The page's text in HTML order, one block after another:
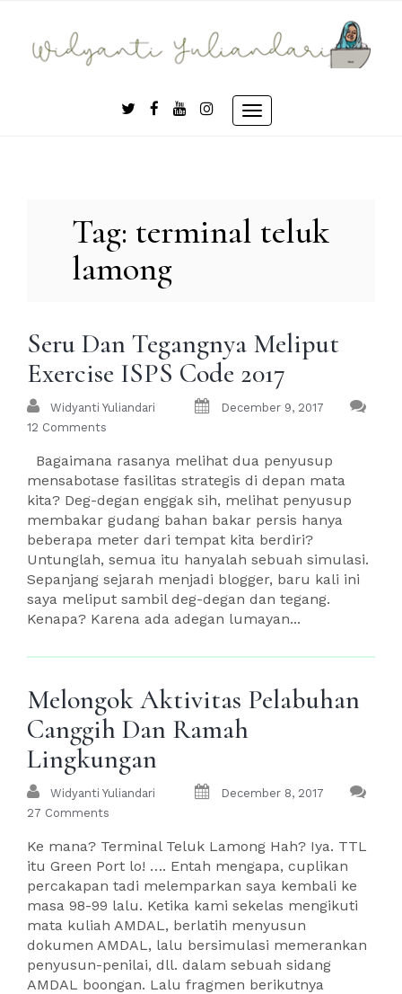
content
Toggle
Tag: terminal teluk
lamong
Seru Dan Tegangnya Meliput
Exercise ISPS Code 2017
Widyanti Yuliandari
December 9, 2017
12 Comments
Bagaimana rasanya melihat dua penyusup
mensabotase fasilitas strategis di depan mata
kita? Deg-degan enggak sih, melihat penyusup
membakar gudang bahan bakar persis hanya
beberapa meter dari tempat kita berdiri?
Untunglah, semua itu hanyalah sebuah simulasi.
Sepanjang sejarah menjadi blogger, baru kali ini
saya meliput sambil deg-degan dan tegang.
Kenapa? Karena ada adegan lumayan...
Melongok Aktivitas Pelabuhan
Canggih Dan Ramah
Lingkungan
Widyanti Yuliandari
December 8, 2017
27 Comments
Ke mana? Terminal Teluk Lamong Hah? Iya. TTL
itu Green Port lo! …. Entah mengapa, cuplikan
percakapan tadi melemparkan saya kembali ke
masa 98-99 lalu. Ketika kami sekelas mengikuti
mata kuliah AMDAL, berlatih menyusun
dokumen AMDAL, lalu bersimulasi memerankan
penyusun-penilai, dll. dalam sebuah sidang
AMDAL boongan. Lalu fragmen berikutnya